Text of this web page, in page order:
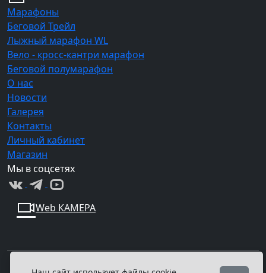
Марафоны
Беговой Трейл
Лыжный марафон WL
Вело - кросс-кантри марафон
Беговой полумарафон
О нас
Новости
Галерея
Контакты
Личный кабинет
Магазин
Мы в соцсетях
Web КАМЕРА